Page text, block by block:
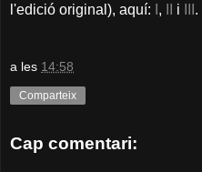
l'edició original), aquí: , i .
a les 14:58
Comparteix
Cap comentari: